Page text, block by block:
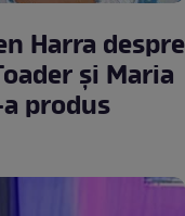
Harra despre
şi Maria
produs